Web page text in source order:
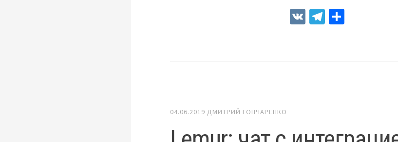
VK Telegram
04.06.2019 ДМИТРИЙ ГОНЧАРЕНКО